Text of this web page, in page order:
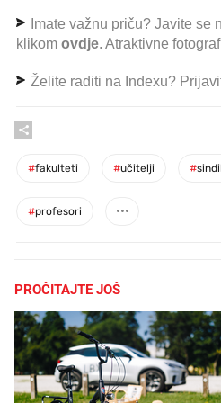
Imate važnu priču? Javite se
klikom ovdje. Atraktivne
Želite raditi na Indexu?
#fakulteti #učitelji #
#profesori
PROČITAJTE JOŠ